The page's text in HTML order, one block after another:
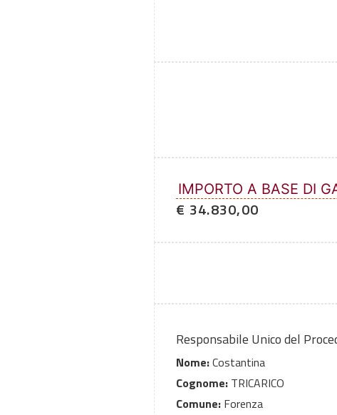
IMPORTO A BASE DI
€ 34.830,00
Responsabile Unico del
Nome:Costantina
Cognome: TRICARICO
Comune: Forenza